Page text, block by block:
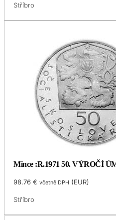
Stříbro
Mince :R.1971 50. VÝROČÍ
98.76€ včetně DPH (EUR)
Stříbro